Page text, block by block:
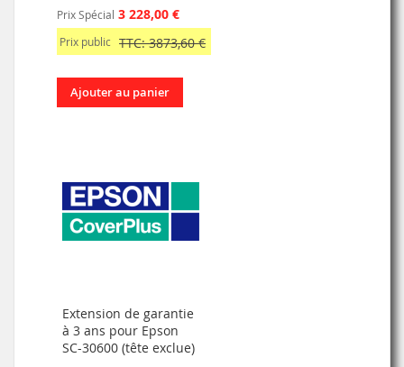
Prix Spécial 3 228,00 €
Prix public TTC: 3873,60 €
Ajouter au panier
Extension de garantie
à 3 ans pour Epson
SC-30600 (tête exclue)